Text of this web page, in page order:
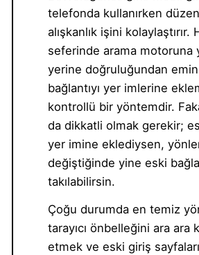
telefonda kullanırken
alışkanlık işini kolaylaştırır.
seferinde arama motoruna
yerine doğruluğundan
bağlantıyı yer imlerine
kontrollü bir yöntemdir.
da dikkatli olmak gerekir;
yer imine eklediysen,
değiştiğinde yine eski
takılabilirsin.
Çoğu durumda en temiz
tarayıcı önbelleğini ara ara
etmek ve eski giriş